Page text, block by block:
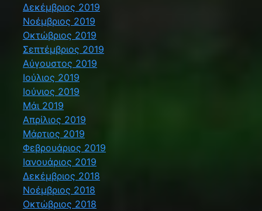
Δεκέμβριος 2019
Νοέμβριος 2019
Οκτώβριος 2019
Σεπτέμβριος 2019
Αύγουστος 2019
Ιούλιος 2019
Ιούνιος 2019
Μάι 2019
Απρίλιος 2019
Μάρτιος 2019
Φεβρουάριος 2019
Ιανουάριος 2019
Δεκέμβριος 2018
Νοέμβριος 2018
Οκτώβριος 2018